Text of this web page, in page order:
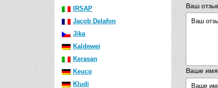
IRSAP
Jacob Delafon
Jika
Kaldewei
Kerasan
Keuco
Kludi
Ваш
Ваше имя